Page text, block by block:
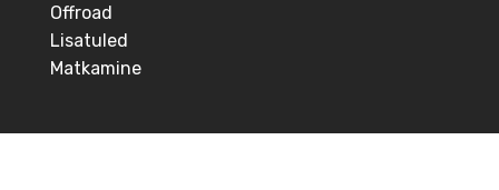
Offroad
Lisatuled
Matkamine